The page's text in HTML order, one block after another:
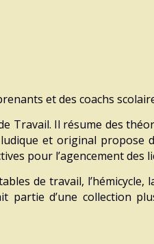
et des coachs
Travail. Il résume des
et original propose
pour l’agencement des
de travail, l’hémicycle,
partied’une collection